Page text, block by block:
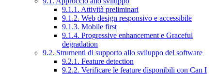
9.1.1. Attività preliminari
9.1.2. Web design responsivo e accessibile
9.1.3. Mobile first
9.1.4. Progressive enhancement e Graceful
degradation
9.2. Strumenti di supporto allo sviluppo del software
9.2.1. Feature detection
9.2.2. Verificare le feature disponibili con Can I